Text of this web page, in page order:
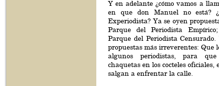
Y en adelante ¿cómo vamos a
en que don Manuel no está?
Experiodista? Ya se oyen
Parque del Periodista
Parque del Periodista
propuestas más irreverentes: Que
algunos periodistas, para
chaquetas en los cocteles oficiales,
salgan a enfrentar la calle.